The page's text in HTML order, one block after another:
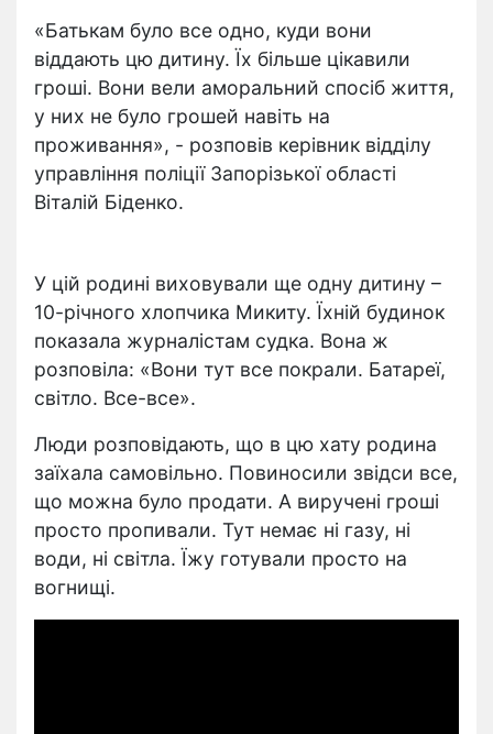
«Батькам було все одно, куди вони
віддають цю дитину. Їх більше цікавили
гроші. Вони вели аморальний спосіб життя,
у них не було грошей навіть на
проживання», - розповів керівник відділу
управління поліції Запорізької області
Віталій Біденко.
У цій родині виховували ще одну дитину –
10-річного хлопчика Микиту. Їхній будинок
показала журналістам судка. Вона ж
розповіла: «Вони тут все покрали. Батареї,
світло. Все-все».
Люди розповідають, що в цю хату родина
заїхала самовільно. Повиносили звідси все,
що можна було продати. А виручені гроші
просто пропивали. Тут немає ні газу, ні
води, ні світла. Їжу готували просто на
вогнищі.